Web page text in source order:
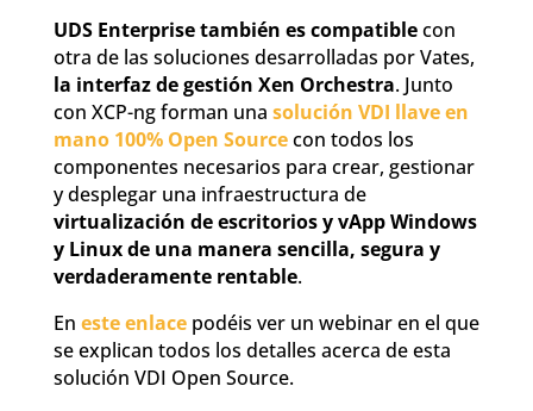
UDS Enterprise también es compatiblecon
otra de las soluciones desarrolladas por Vates,
la interfaz de gestión Xen Orchestra. Junto
con XCP-ng forman una solución VDI llave en
mano 100% Open Sourcecon todos los
componentes necesarios para crear, gestionar
y desplegar una infraestructura de
virtualización de escritorios y vApp Windows
y Linux de una manera sencilla, segura y
verdaderamente rentable.
En este enlacepodéis ver un webinar en el que
se explican todos los detalles acerca de esta
solución VDI Open Source.